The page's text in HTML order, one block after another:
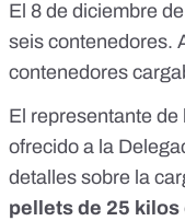
El 8 de diciembre
seis contenedores.
contenedores
El representante
ofrecido a la
detalles sobre la
pellets de 25 kilos